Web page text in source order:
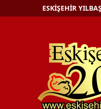
ESKIŞEHIR